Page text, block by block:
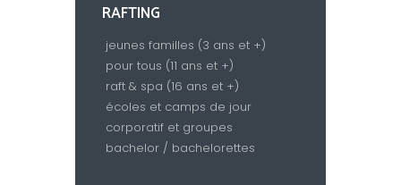
RAFTING
jeunes familles (3 ans et +)
pour tous (11 ans et +)
raft & spa (16 ans et +)
écoles et camps de jour
corporatif et groupes
bachelor / bachelorettes